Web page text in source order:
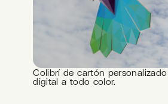
Colibrí de cartón
digital a todo color.